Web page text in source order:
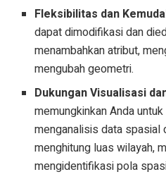
Fleksibilitas dan
dapat dimodifikasi dan
menambahkan atribut,
mengubah geometri.
Dukungan Visualisasi
memungkinkan Anda
menganalisis data spasial
menghitung luas wilayah,
mengidentifikasi pola